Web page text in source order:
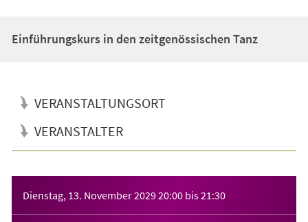
Einführungskurs in den zeitgenössischen Tanz
VERANSTALTUNGSORT
VERANSTALTER
Dienstag, 13. November 202920:00 bis21:30